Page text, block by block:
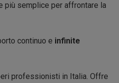
più semplice per affrontare la
continuo e infinite
professionisti in Italia. Offre